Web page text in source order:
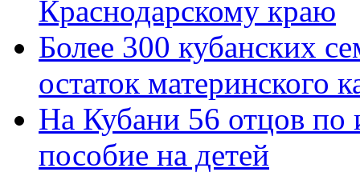
Краснодарскому краю
Более 300 кубанских
остаток материнского
На Кубани 56 отцов по
пособие на детей